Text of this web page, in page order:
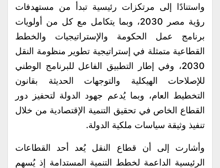
واستنادًا إلى مرتكزات رئيسية تبدأ من مستهدفات
رؤية مصر 2030، وبما يتكامل مع كل من أولويات
برنامج عمل الحكومة والإستراتيجيات والخطط
القطاعية متمثلة في إستراتيجية تطوير منظومة النقل
2030، وفي إطار التطبيق الفاعل للبرنامج الوطني
للإصلاحات الهيكلية والتوجهات الحديثة بقانون
التخطيط العام، وبما يُدعم جهود الدولة لتحفيز دور
القطاع الخاص في تحقيق التنمية الإقتصادية من خلال
تنفيذ وثيقة سياسات ملكية الدولة.
وأشارت إلى أن قطاع النقل يُعد أحد القطاعات
الرئيسية الداعمة لخطط التنمية المستدامة إذ يُسهم